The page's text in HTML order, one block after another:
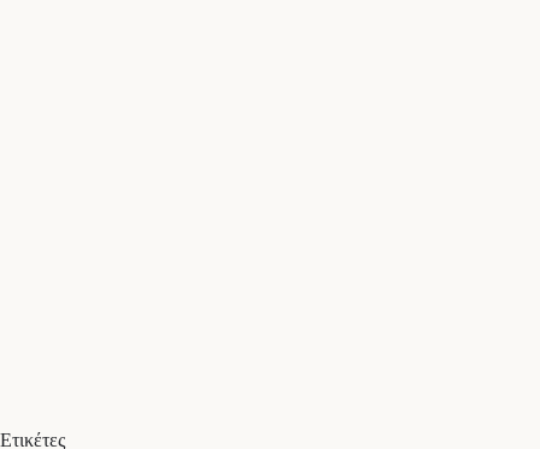
Ετικέτες